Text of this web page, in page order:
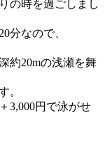
の時を過ごしまし
分なので、
約20mの浅瀬を舞
。
3,000円で泳がせ